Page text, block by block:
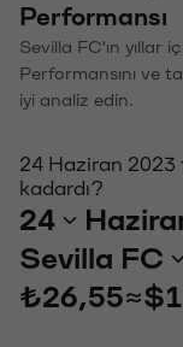
Performansı
Sevilla FC'ın yıllar
Performansını ve
iyi analiz edin.
24 Haziran 2023
kadardı?
24
Sevilla FC
₺26,55≈